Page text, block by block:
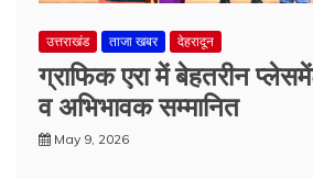
उत्तराखंड ताजा खबर देहरादून
ग्राफिक एरा में बेहतरीन
व अभिभावक सम्मानित
May 9, 2026